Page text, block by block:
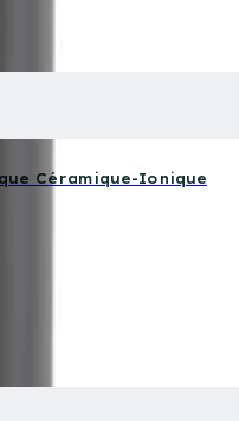
Céramique-Ionique